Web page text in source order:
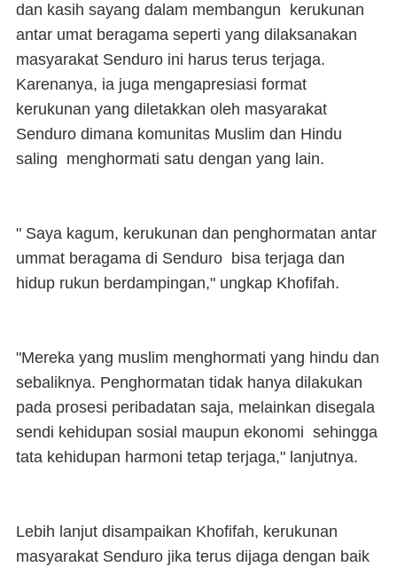
dan kasih sayang dalam membangun kerukunan
antar umat beragama seperti yang dilaksanakan
masyarakat Senduro ini harus terus terjaga.
Karenanya, ia juga mengapresiasi format
kerukunan yang diletakkan oleh masyarakat
Senduro dimana komunitas Muslim dan Hindu
saling menghormati satu dengan yang lain.
" Saya kagum, kerukunan dan penghormatan antar
ummat beragama di Senduro bisa terjaga dan
hidup rukun berdampingan," ungkap Khofifah.
"Mereka yang muslim menghormati yang hindu dan
sebaliknya. Penghormatan tidak hanya dilakukan
pada prosesi peribadatan saja, melainkan disegala
sendi kehidupan sosial maupun ekonomi sehingga
tata kehidupan harmoni tetap terjaga," lanjutnya.
Lebih lanjut disampaikan Khofifah, kerukunan
masyarakat Senduro jika terus dijaga dengan baik